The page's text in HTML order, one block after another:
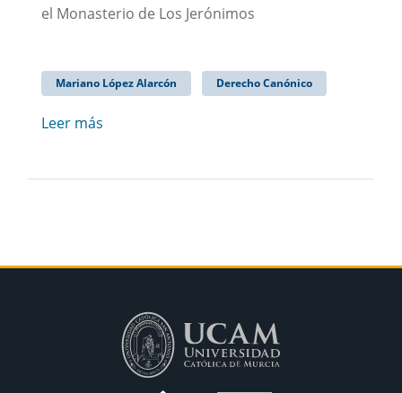
el Monasterio de Los Jerónimos
Mariano López Alarcón Derecho Canónico
Leer más